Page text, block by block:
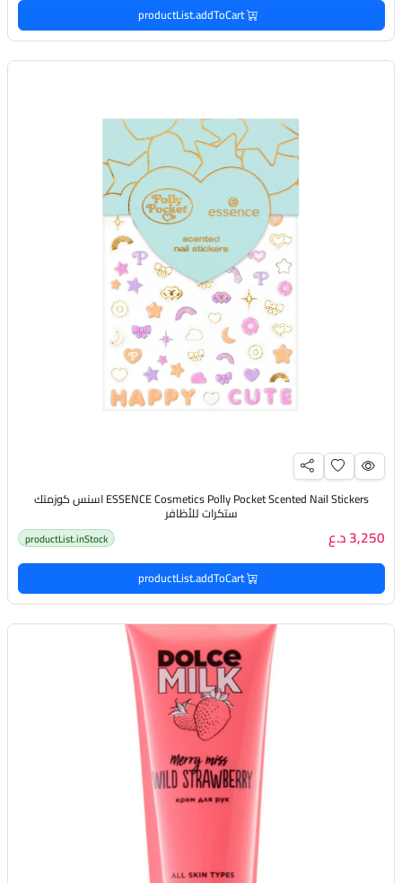
productList.addToCart
ESSENCE Cosmetics Polly Pocket Scented Nail Stickers اسنس كوزمتك
ستكرات للأظافر
3,250 د.ع productList.inStock
productList.addToCart